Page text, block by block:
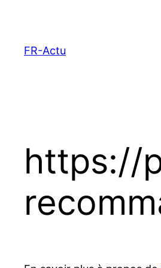
contenu
FR-Actu
https://